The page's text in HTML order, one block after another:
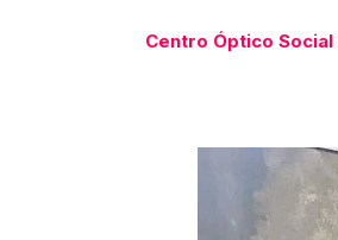
Centro Óptico Social